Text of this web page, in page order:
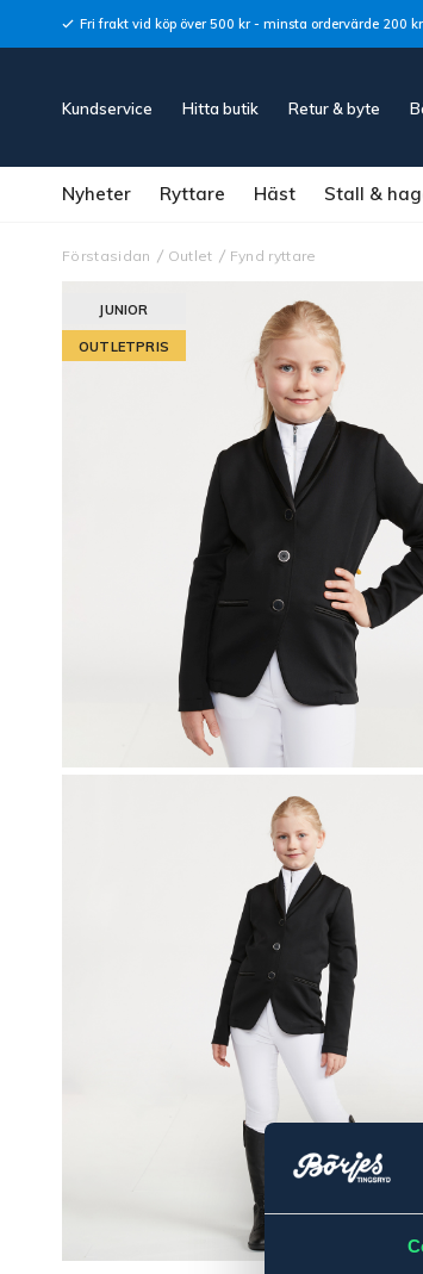
Fri frakt vid köp över 500 kr - minsta ordervärde 200 kr
Kundservice Hitta butik Retur & byte
Nyheter Ryttare Häst Stall &
Förstasidan Outlet Fynd ryttare
JUNIOR
OUTLETPRIS